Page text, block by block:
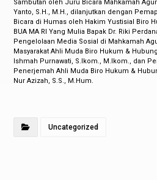
Sambutan oleh Juru Bicara Mahkamah
Yanto, S.H., M.H., dilanjutkan dengan
Bicara di Humas oleh Hakim Yustisial Biro
BUA MA RI Yang Mulia Bapak Dr. Riki
Pengelolaan Media Sosial di Mahkamah
Masyarakat Ahli Muda Biro Hukum &
Ishmah Purnawati, S.Ikom., M.Ikom., dan
Penerjemah Ahli Muda Biro Hukum &
Nur Azizah, S.S., M.Hum.
Uncategorized